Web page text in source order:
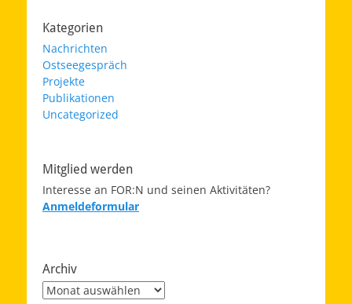
Kategorien
Nachrichten
Ostseegespräch
Projekte
Publikationen
Uncategorized
Mitglied werden
Interesse an FOR:N und seinen Aktivitäten?
Anmeldeformular
Archiv
Archiv